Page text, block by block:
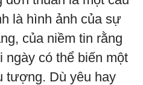
là hình ảnh của sự
của niềm tin rằng
có thể biến một
tượng. Dù yêu hay